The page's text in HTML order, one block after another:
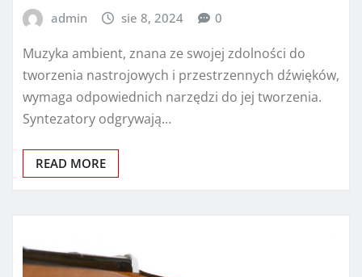
admin sie 8, 2024 0
Muzyka ambient, znana ze swojej zdolności do
tworzenia nastrojowych i przestrzennych dźwięków,
wymaga odpowiednich narzędzi do jej tworzenia.
Syntezatory odgrywają…
READ MORE